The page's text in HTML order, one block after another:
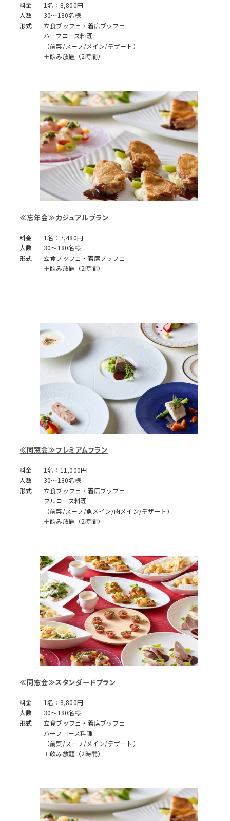
料金
1名：8,800円
人数
30～180名様
形式
立食ブッフェ・着席ブッフェ
ハーフコース料理
（前菜/スープ/メイン/デザート）
＋飲み放題（2時間）
≪忘年会≫カジュアルプラン
料金
1名：7,480円
人数
30～180名様
形式
立食ブッフェ・着席ブッフェ
＋飲み放題（2時間）
≪同窓会≫プレミアムプラン
料金
1名：11,000円
人数
30～180名様
形式
立食ブッフェ・着席ブッフェ
フルコース料理
（前菜/スープ/魚メイン/肉メイン/デザート）
＋飲み放題（2時間）
≪同窓会≫スタンダードプラン
料金
1名：8,800円
人数
30～180名様
形式
立食ブッフェ・着席ブッフェ
ハーフコース料理
（前菜/スープ/メイン/デザート）
＋飲み放題（2時間）